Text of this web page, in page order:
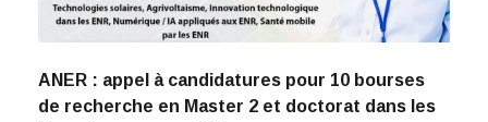
ANER : appel à candidatures pour 10 bourses
de recherche en Master 2 et doctorat dans les